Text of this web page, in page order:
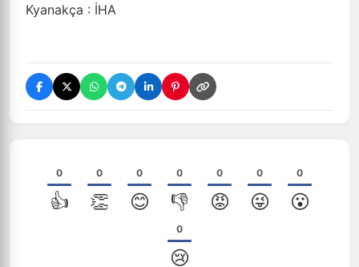
Kyanakça : İHA
0
👍
0
👏
0
😊
0
👎
0
😡
0
😜
0
😮
0
😢